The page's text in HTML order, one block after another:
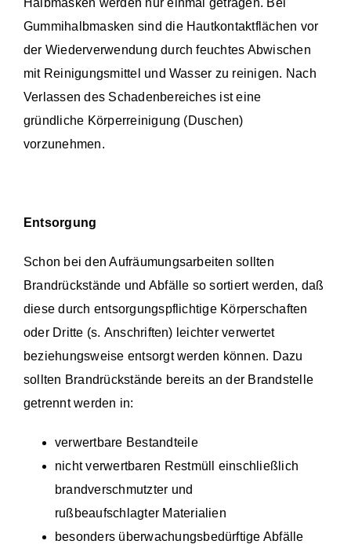
Halbmasken werden nur einmal getragen. Bei
Gummihalbmasken sind die Hautkontaktflächen vor
der Wiederverwendung durch feuchtes Abwischen
mit Reinigungsmittel und Wasser zu reinigen. Nach
Verlassen des Schadenbereiches ist eine
gründliche Körperreinigung (Duschen)
vorzunehmen.
Entsorgung
Schon bei den Aufräumungsarbeiten sollten
Brandrückstände und Abfälle so sortiert werden, daß
diese durch entsorgungspflichtige Körperschaften
oder Dritte (s. Anschriften) leichter verwertet
beziehungsweise entsorgt werden können. Dazu
sollten Brandrückstände bereits an der Brandstelle
getrennt werden in:
verwertbare Bestandteile
nicht verwertbaren Restmüll einschließlich
brandverschmutzter und
rußbeaufschlagter Materialien
besonders überwachungsbedürftige Abfälle